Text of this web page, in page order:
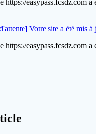
https://easypass.fcsdz.com
Votre site a été mis à
https://easypass.fcsdz.com